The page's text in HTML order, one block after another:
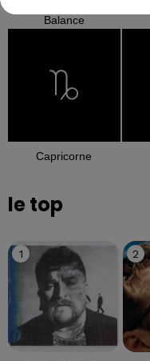
Balance
Capricorne
le top
1 2